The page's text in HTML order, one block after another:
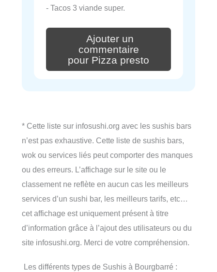
- Tacos 3 viande super.
Ajouter un
commentaire
pour Pizza presto
* Cette liste sur infosushi.org avec les sushis bars
n’est pas exhaustive. Cette liste de sushis bars,
wok ou services liés peut comporter des manques
ou des erreurs. L’affichage sur le site ou le
classement ne reflète en aucun cas les meilleurs
services d’un sushi bar, les meilleurs tarifs, etc…
cet affichage est uniquement présent à titre
d’information grâce à l’ajout des utilisateurs ou du
site infosushi.org. Merci de votre compréhension.
Les différents types de Sushis à Bourgbarré :